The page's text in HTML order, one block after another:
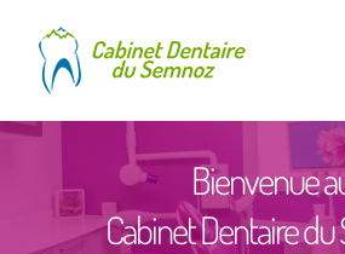
contenu
Bienvenue
Cabinet Dentaire